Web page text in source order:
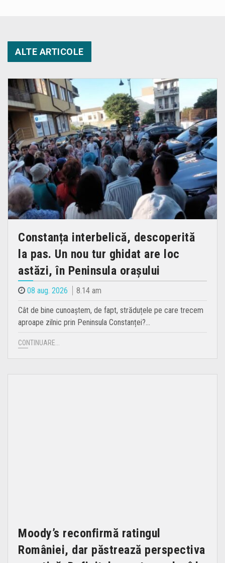
ALTE ARTICOLE
Constanța interbelică, descoperită
la pas. Un nou tur ghidat are loc
astăzi, în Peninsula orașului
08 aug. 2026 8.14 am
Cât de bine cunoaștem, de fapt, străduțele pe care trecem
aproape zilnic prin Peninsula Constanței?…
CONTINUARE...
Moody’s reconfirmă ratingul
României, dar păstrează perspectiva